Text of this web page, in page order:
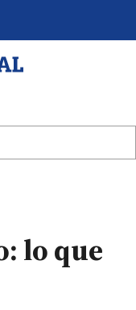
lo que